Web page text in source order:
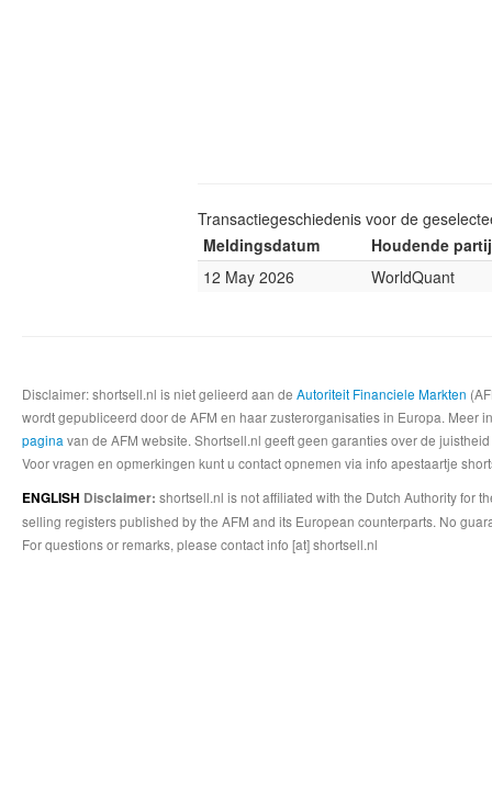
Transactiegeschiedenis voor de
Meldingsdatum
Houdende partij
12 May 2026
WorldQuant
Disclaimer: shortsell.nl is niet gelieerd aan de Autoriteit Financiele Markten
wordt gepubliceerd door de AFM en haar zusterorganisaties in Europa.
pagina van de AFM website. Shortsell.nl geeft geen garanties over de
Voor vragen en opmerkingen kunt u contact opnemen via info apestaartje
ENGLISH Disclaimer: shortsell.nl is not affiliated with the Dutch Authority for
selling registers published by the AFM and its European counterparts. No
For questions or remarks, please contact info [at] shortsell.nl